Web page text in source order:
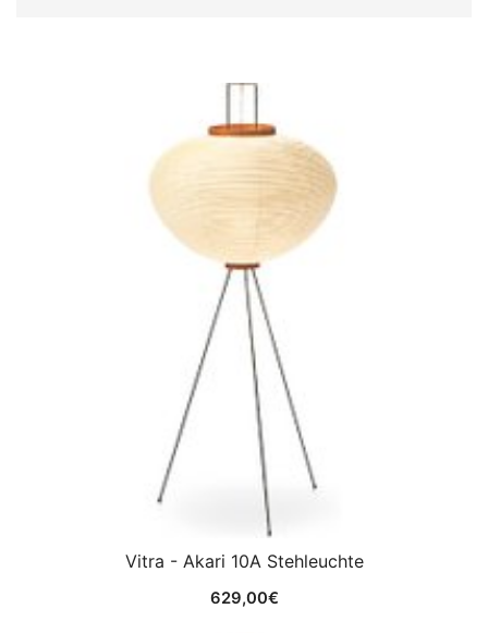
Vitra - Akari 10A Stehleuchte
629,00€